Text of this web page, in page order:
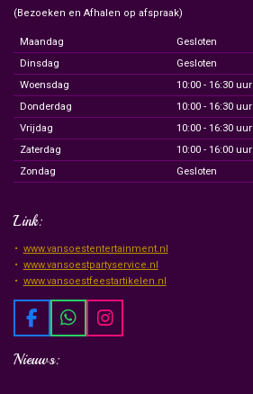
(Bezoeken en Afhalen op afspraak)
Maandag
Gesloten
Dinsdag
Gesloten
Woensdag
10:00 - 16:30 uur
Donderdag
10:00 - 16:30 uur
Vrijdag
10:00 - 16:30 uur
Zaterdag
10:00 - 16:00 uur
Zondag
Gesloten
Link:
www.vansoestentertainment.nl
www.vansoestpartyservice.nl
www.vansoestfeestartikelen.nl
F
a
c
W
h
I
n
Nieuws: